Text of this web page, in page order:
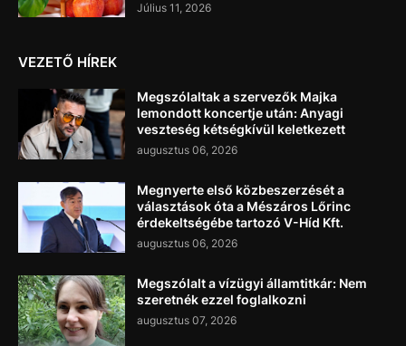
Július 11, 2026
VEZETŐ HÍREK
Megszólaltak a szervezők Majka
lemondott koncertje után: Anyagi
veszteség kétségkívül keletkezett
augusztus 06, 2026
Megnyerte első közbeszerzését a
választások óta a Mészáros Lőrinc
érdekeltségébe tartozó V-Híd Kft.
augusztus 06, 2026
Megszólalt a vízügyi államtitkár: Nem
szeretnék ezzel foglalkozni
augusztus 07, 2026